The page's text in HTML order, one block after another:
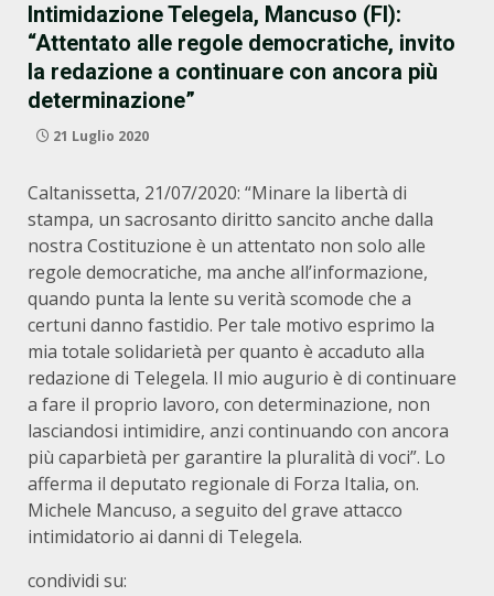
Intimidazione Telegela, Mancuso (FI):
“Attentato alle regole democratiche, invito
la redazione a continuare con ancora più
determinazione”
21 Luglio 2020
Caltanissetta, 21/07/2020: “Minare la libertà di
stampa, un sacrosanto diritto sancito anche dalla
nostra Costituzione è un attentato non solo alle
regole democratiche, ma anche all’informazione,
quando punta la lente su verità scomode che a
certuni danno fastidio. Per tale motivo esprimo la
mia totale solidarietà per quanto è accaduto alla
redazione di Telegela. Il mio augurio è di continuare
a fare il proprio lavoro, con determinazione, non
lasciandosi intimidire, anzi continuando con ancora
più caparbietà per garantire la pluralità di voci”. Lo
afferma il deputato regionale di Forza Italia, on.
Michele Mancuso, a seguito del grave attacco
intimidatorio ai danni di Telegela.
condividi su: